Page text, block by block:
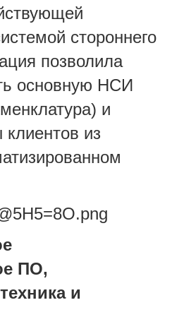
стороннего
позволила
основную НСИ
и
клиентов из
ПО,
и